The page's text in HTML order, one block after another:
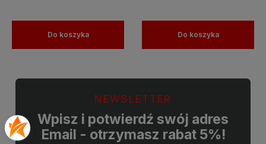
Do koszyka Do koszyka
NEWSLETTER
Wpisz i potwierdź swój adres
Email - otrzymasz rabat 5%!